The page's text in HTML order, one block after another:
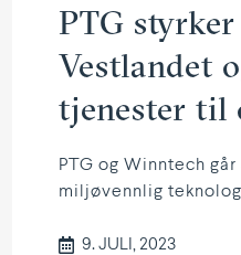
PTG
Vestlandet
tje­nester til
PTG og Winntech går
miljøvennlig
9. JULI, 2023